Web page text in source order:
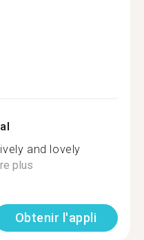
and lovely
plus
Obtenir l'appli